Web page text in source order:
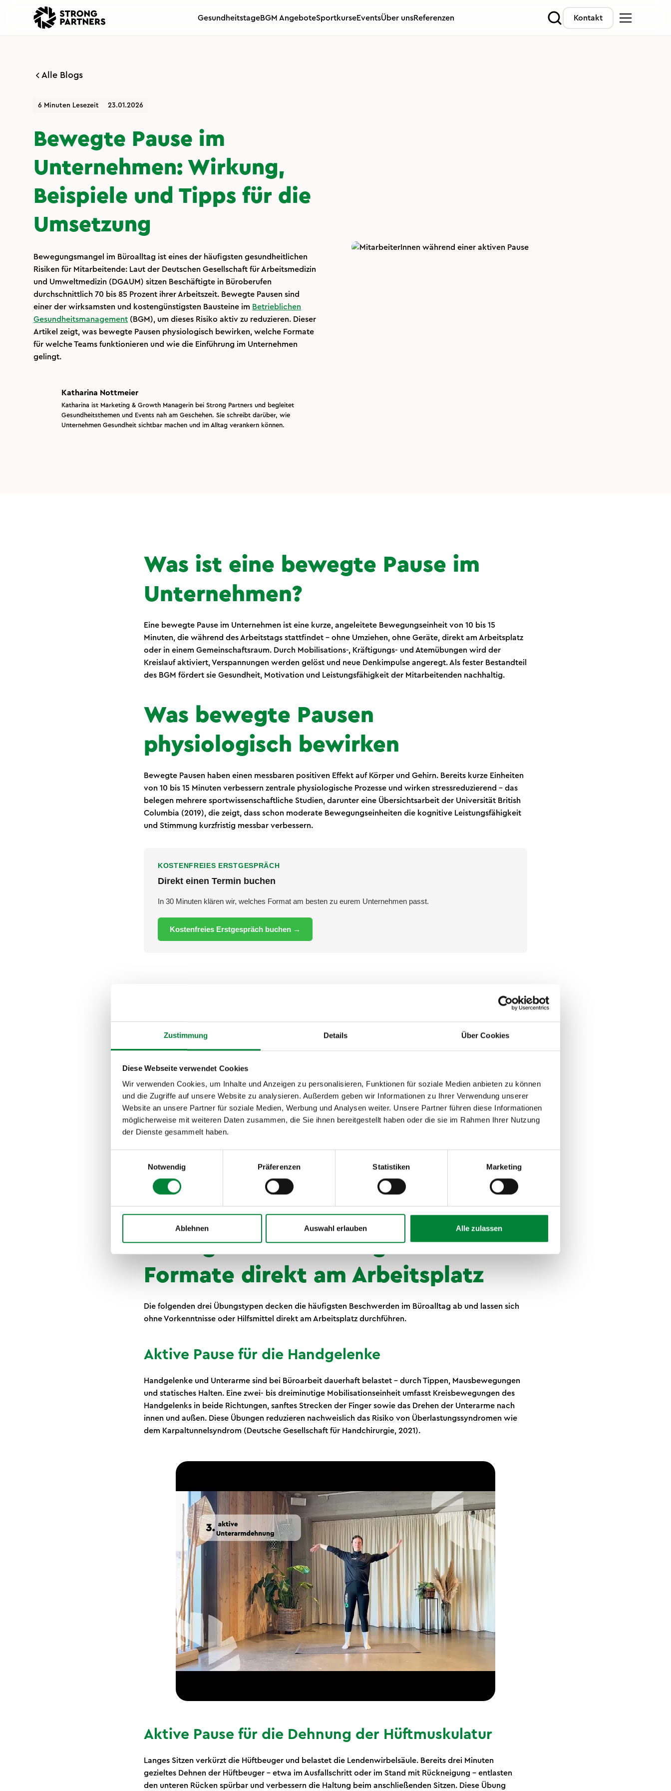
Zustimmung Details Über Cookies
Diese Webseite verwendet Cookies
Wir verwenden Cookies, um Inhalte und Anzeigen zu personalisieren, Funktionen für soziale Medien anbieten zu können
und die Zugriffe auf unsere Website zu analysieren. Außerdem geben wir Informationen zu Ihrer Verwendung unserer
Website an unsere Partner für soziale Medien, Werbung und Analysen weiter. Unsere Partner führen diese Informationen
möglicherweise mit weiteren Daten zusammen, die Sie ihnen bereitgestellt haben oder die sie im Rahmen Ihrer Nutzung
der Dienste gesammelt haben.
Notwendig
Präferenzen Statistiken Marketing
Ablehnen Auswahl erlauben Alle zulassen
GesundheitstageBGM AngeboteSportkurseEventsÜber unsReferenzen Kontakt
Alle Blogs
6 Minuten Lesezeit 23.01.2026
Bewegte Pause im
Unternehmen: Wirkung,
Beispiele und Tipps für die
Umsetzung
Bewegungsmangel im Büroalltag ist eines der häufigsten gesundheitlichen
Risiken für Mitarbeitende: Laut der Deutschen Gesellschaft für Arbeitsmedizin
und Umweltmedizin (DGAUM) sitzen Beschäftigte in Büroberufen
durchschnittlich 70 bis 85 Prozent ihrer Arbeitszeit. Bewegte Pausen sind
einer der wirksamsten und kostengünstigsten Bausteine im Betrieblichen
Gesundheitsmanagement (BGM), um dieses Risiko aktiv zu reduzieren. Dieser
Artikel zeigt, was bewegte Pausen physiologisch bewirken, welche Formate
für welche Teams funktionieren und wie die Einführung im Unternehmen
gelingt.
Katharina Nottmeier
Katharina ist Marketing & Growth Managerin bei Strong Partners und begleitet
Gesundheitsthemen und Events nah am Geschehen. Sie schreibt darüber, wie
Unternehmen Gesundheit sichtbar machen und im Alltag verankern können.
Was ist eine bewegte Pause im
Unternehmen?
Eine bewegte Pause im Unternehmen ist eine kurze, angeleitete Bewegungseinheit von 10 bis 15
Minuten, die während des Arbeitstags stattfindet – ohne Umziehen, ohne Geräte, direkt am Arbeitsplatz
oder in einem Gemeinschaftsraum. Durch Mobilisations-, Kräftigungs- und Atemübungen wird der
Kreislauf aktiviert, Verspannungen werden gelöst und neue Denkimpulse angeregt. Als fester Bestandteil
des BGM fördert sie Gesundheit, Motivation und Leistungsfähigkeit der Mitarbeitenden nachhaltig.
Was bewegte Pausen
physiologisch bewirken
Bewegte Pausen haben einen messbaren positiven Effekt auf Körper und Gehirn. Bereits kurze Einheiten
von 10 bis 15 Minuten verbessern zentrale physiologische Prozesse und wirken stressreduzierend – das
belegen mehrere sportwissenschaftliche Studien, darunter eine Übersichtsarbeit der Universität British
Columbia (2019), die zeigt, dass schon moderate Bewegungseinheiten die kognitive Leistungsfähigkeit
und Stimmung kurzfristig messbar verbessern.
KOSTENFREIES ERSTGESPRÄCH
Direkt einen Termin buchen
In 30 Minuten klären wir, welches Format am besten zu eurem Unternehmen passt.
Kostenfreies Erstgespräch buchen →
Herz-Kreislauf-System:Bewegung erhöht zwar kurzfristig die Herzfrequenz, unterstützt langfristig
aber die Regulation von Blutdruck und Blutzuckerspiegel.
Entspannung des Körpers.
Muskulatur und Beweglichkeit: Mobilisation für Nacken, Schultern, Arme und Handgelenke am
Arbeitsplatz lösen Verspannungen und reduzieren das Risiko von Muskel-Skelett-Erkrankungen.
Gezielte Atemübungen während der bewegten Pause beruhigen das Nervensystem, senken
den Blutdruck und stärken die Herzgesundheit.
steigern Kreativität und erleichtern neue Denk- und Lösungsprozesse.
Stoffwechsel und Immunsystem :Bewegte Pausen am Arbeitsplatz regen die Verdauung an und
fördern regenerative Prozesse im Körper.
Bewegte Pause Übungen: Drei
Formate direkt am Arbeitsplatz
Die folgenden drei Übungstypen decken die häufigsten Beschwerden im Büroalltag ab und lassen sich
ohne Vorkenntnisse oder Hilfsmittel direkt am Arbeitsplatz durchführen.
Aktive Pause für die Handgelenke
Handgelenke und Unterarme sind bei Büroarbeit dauerhaft belastet – durch Tippen, Mausbewegungen
und statisches Halten. Eine zwei- bis dreiminutige Mobilisationseinheit umfasst Kreisbewegungen des
Handgelenks in beide Richtungen, sanftes Strecken der Finger sowie das Drehen der Unterarme nach
innen und außen. Diese Übungen reduzieren nachweislich das Risiko von Überlastungssyndromen wie
dem Karpaltunnelsyndrom (Deutsche Gesellschaft für Handchirurgie, 2021).
Aktive Pause für die Dehnung der Hüftmuskulatur
Langes Sitzen verkürzt die Hüftbeuger und belastet die Lendenwirbelsäule. Bereits drei Minuten
gezieltes Dehnen der Hüftbeuger – etwa im Ausfallschritt oder im Stand mit Rückneigung – entlasten
den unteren Rücken spürbar und verbessern die Haltung beim anschließenden Sitzen. Diese Übung